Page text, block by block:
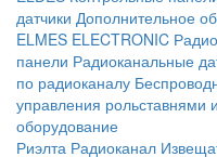
датчики Дополнительное
ELMES ELECTRONIC
панели Радиоканальные
по радиоканалу
управления рольставнями
оборудование
Риэлта Радиоканал